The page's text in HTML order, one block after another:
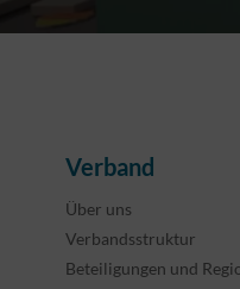
Verband
Über uns
Verbandsstruktur
Beteiligungen und